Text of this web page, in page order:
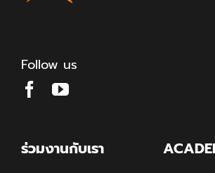
Follow us
ร่วมงานกับเรา